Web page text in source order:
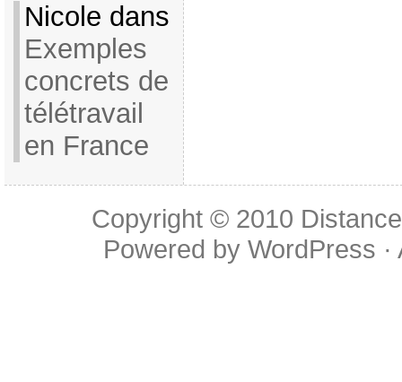
Nicole dans
Exemples
concrets de
télétravail
en France
Copyright © 2010
Powered byWordPress